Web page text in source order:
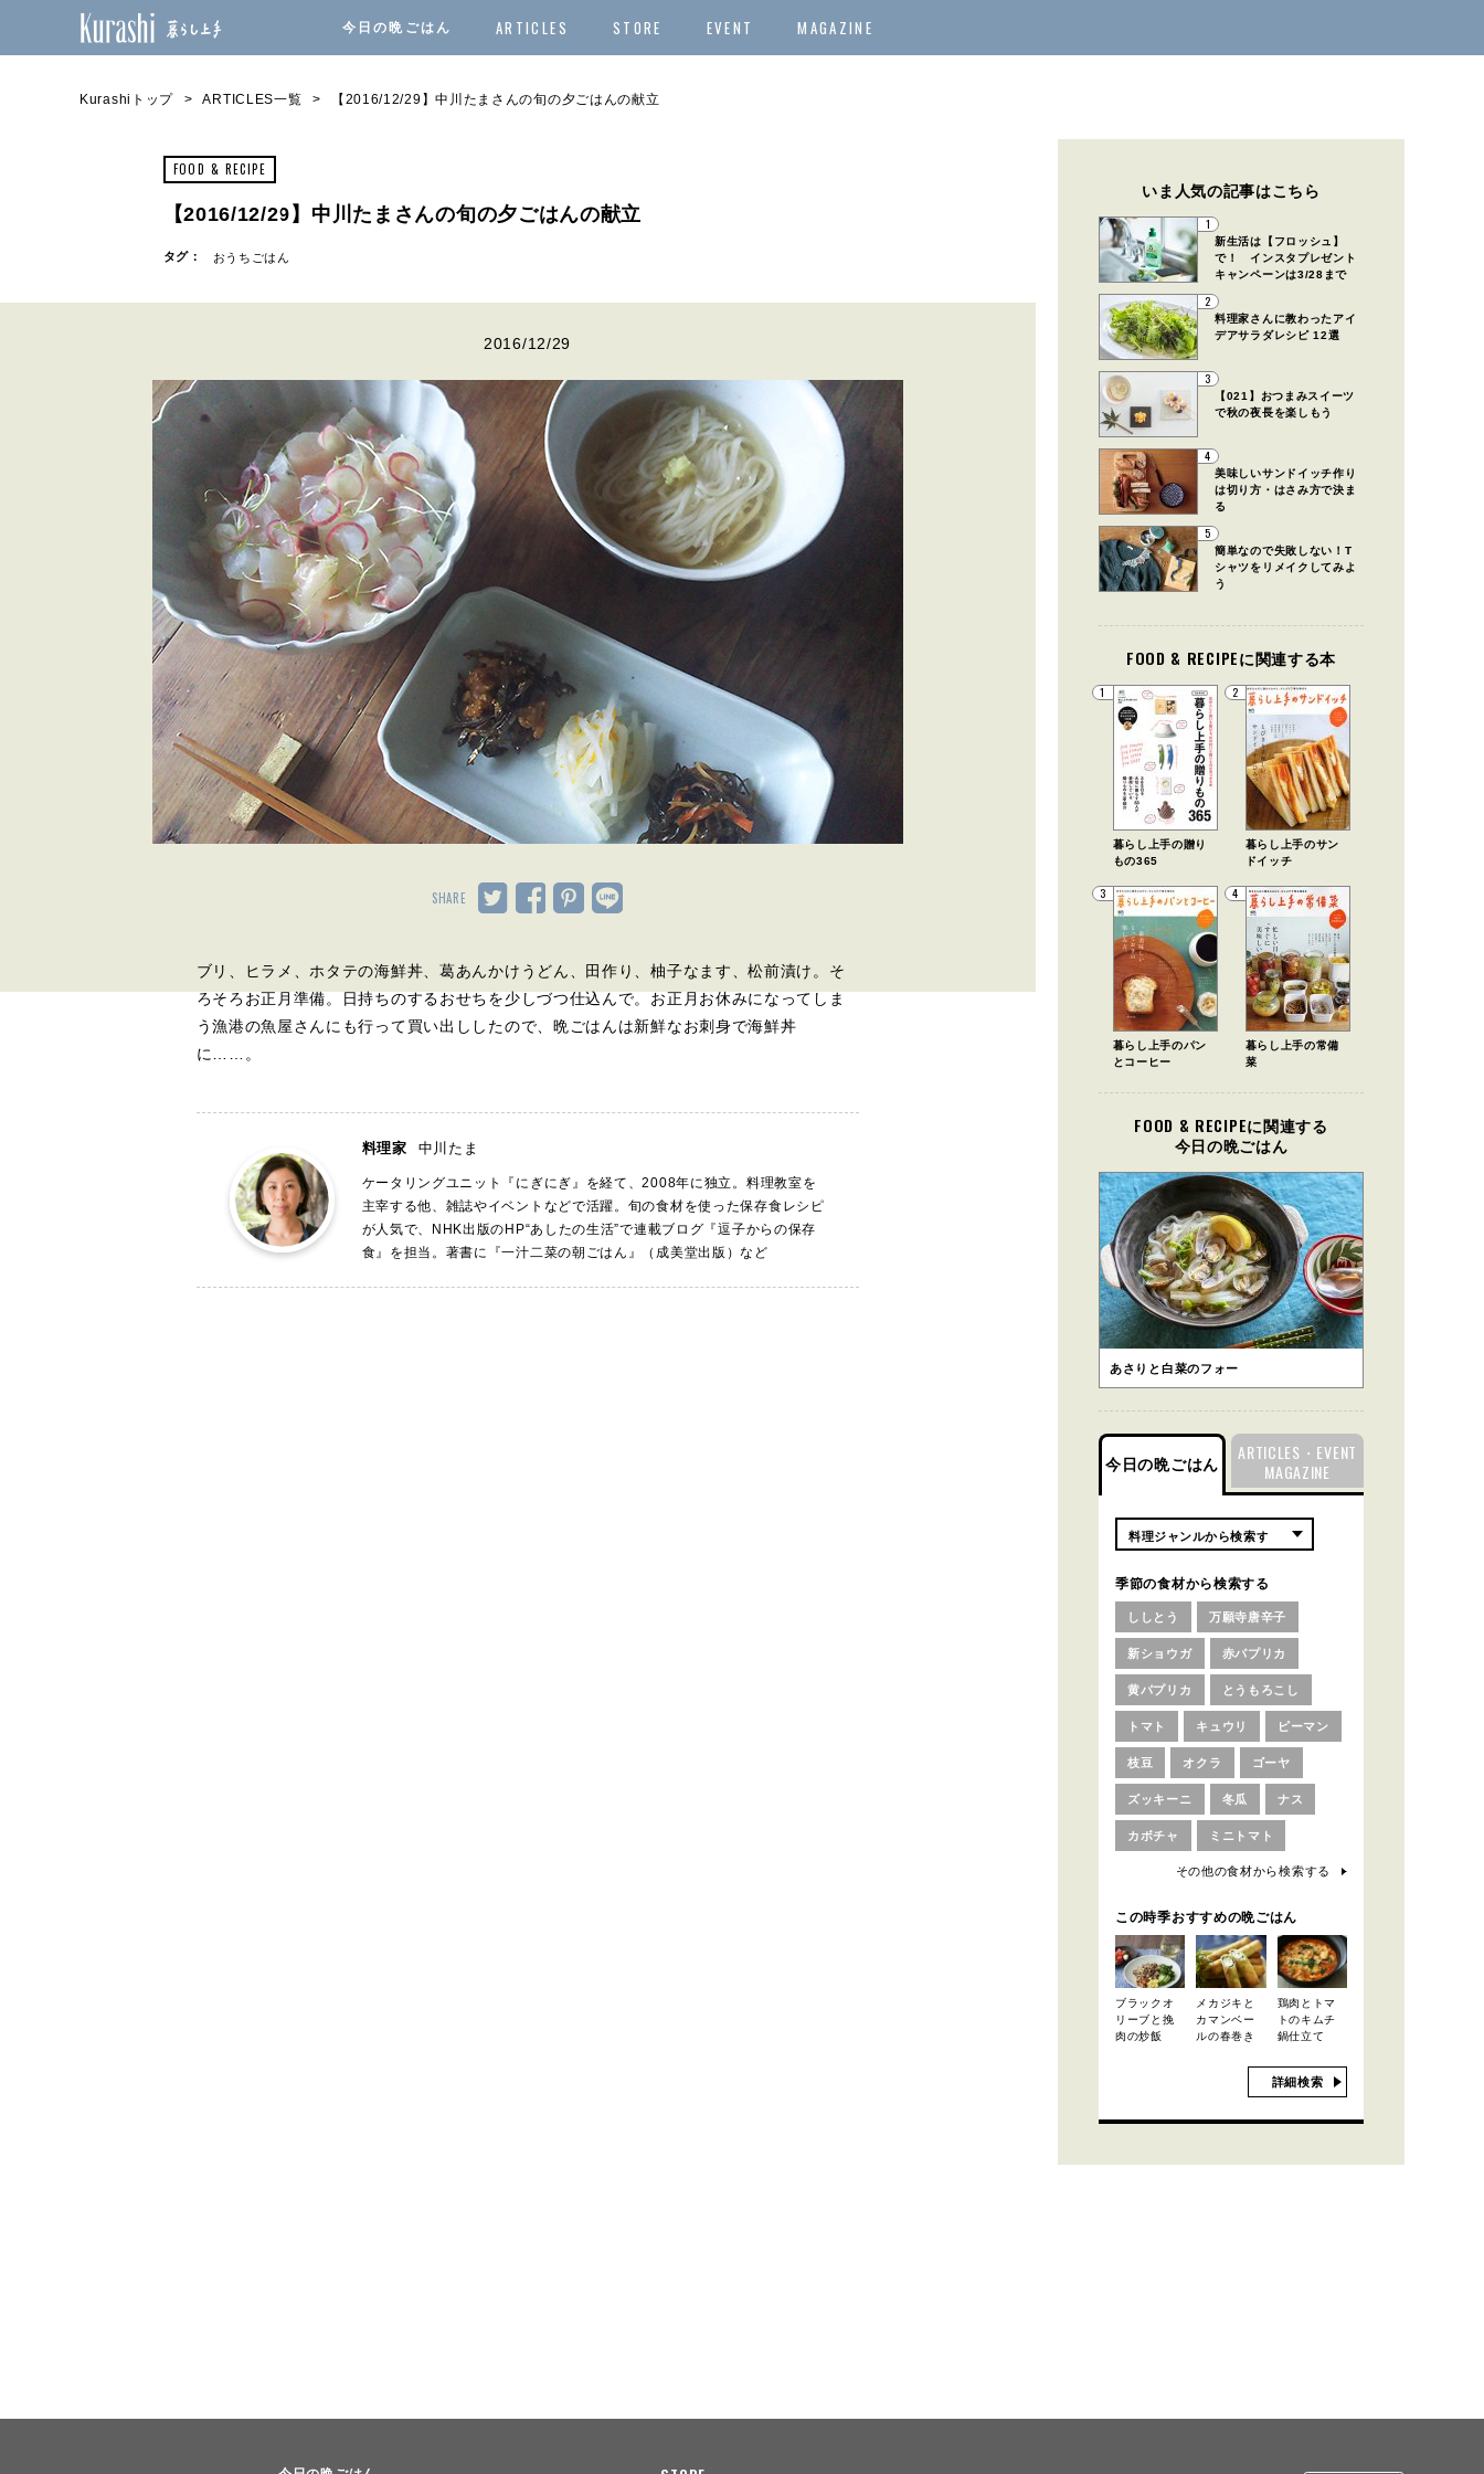
今日の晩ごはん ARTICLES STORE EVENT MAGAZINE
Kurashiトップ ARTICLES一覧 【2016/12/29】中川たまさんの旬の夕ごはんの献立
FOOD & RECIPE
【2016/12/29】中川たまさんの旬の夕ごはんの献立
タグ： おうちごはん
2016/12/29
SHARE
ブリ、ヒラメ、ホタテの海鮮丼、葛あんかけうどん、田作り、柚子なます、松前漬け。そ
ろそろお正月準備。日持ちのするおせちを少しづつ仕込んで。お正月お休みになってしま
う漁港の魚屋さんにも行って買い出ししたので、晩ごはんは新鮮なお刺身で海鮮丼
に……。
料理家 中川たま
ケータリングユニット『にぎにぎ』を経て、2008年に独立。料理教室を
主宰する他、雑誌やイベントなどで活躍。旬の食材を使った保存食レシピ
が人気で、NHK出版のHP“あしたの生活”で連載ブログ『逗子からの保存
食』を担当。著書に『一汁二菜の朝ごはん』（成美堂出版）など
いま人気の記事はこちら
1
新生活は【フロッシュ】
で！ インスタプレゼント
キャンペーンは3/28まで
2
料理家さんに教わったアイ
デアサラダレシピ 12選
3
【021】おつまみスイーツ
で秋の夜長を楽しもう
4
美味しいサンドイッチ作り
は切り方・はさみ方で決ま
る
5
簡単なので失敗しない！T
シャツをリメイクしてみよ
う
FOOD & RECIPEに関連する本
1
暮らし上手の贈り
もの365
2
暮らし上手のサン
ドイッチ
3
暮らし上手のパン
とコーヒー
4
暮らし上手の常備
菜
FOOD & RECIPEに関連する
今日の晩ごはん
あさりと白菜のフォー
今日の晩ごはん
ARTICLES・EVENT
MAGAZINE
季節の食材から検索する
ししとう 万願寺唐辛子
新ショウガ 赤パプリカ
黄パプリカ とうもろこし
トマト キュウリ ピーマン
枝豆 オクラ ゴーヤ
ズッキーニ 冬瓜 ナス
カボチャ ミニトマト
その他の食材から検索する
この時季おすすめの晩ごはん
ブラックオ
リーブと挽
肉の炒飯
メカジキと
カマンベー
ルの春巻き
鶏肉とトマ
トのキムチ
鍋仕立て
詳細検索